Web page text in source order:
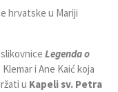
hrvatske u Mariji
Legenda o
i Ane Kaić koja
u Kapeli sv. Petra